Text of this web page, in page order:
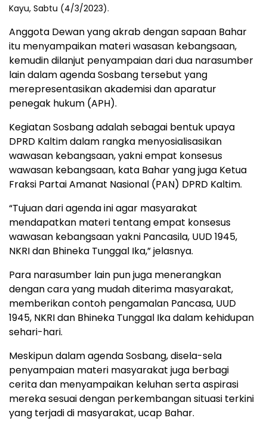
Kayu, Sabtu (4/3/2023).
Anggota Dewan yang akrab dengan sapaan Bahar
itu menyampaikan materi wasasan kebangsaan,
kemudin dilanjut penyampaian dari dua narasumber
lain dalam agenda Sosbang tersebut yang
merepresentasikan akademisi dan aparatur
penegak hukum (APH).
Kegiatan Sosbang adalah sebagai bentuk upaya
DPRD Kaltim dalam rangka menyosialisasikan
wawasan kebangsaan, yakni empat konsesus
wawasan kebangsaan, kata Bahar yang juga Ketua
Fraksi Partai Amanat Nasional (PAN) DPRD Kaltim.
“Tujuan dari agenda ini agar masyarakat
mendapatkan materi tentang empat konsesus
wawasan kebangsaan yakni Pancasila, UUD 1945,
NKRI dan Bhineka Tunggal Ika,” jelasnya.
Para narasumber lain pun juga menerangkan
dengan cara yang mudah diterima masyarakat,
memberikan contoh pengamalan Pancasa, UUD
1945, NKRI dan Bhineka Tunggal Ika dalam kehidupan
sehari-hari.
Meskipun dalam agenda Sosbang, disela-sela
penyampaian materi masyarakat juga berbagi
cerita dan menyampaikan keluhan serta aspirasi
mereka sesuai dengan perkembangan situasi terkini
yang terjadi di masyarakat, ucap Bahar.